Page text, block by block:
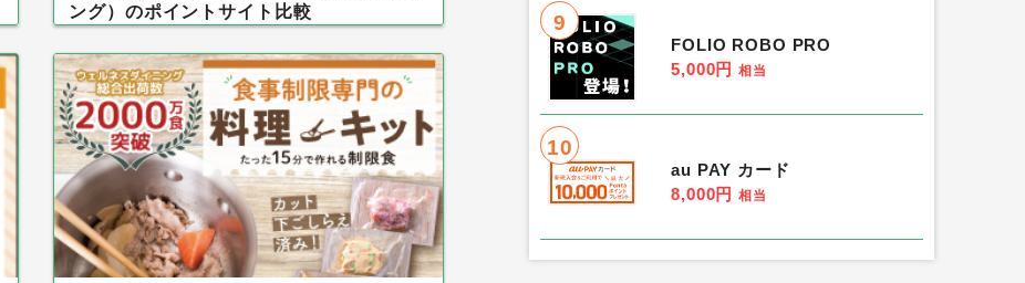
ング）のポイントサイト比較
9
FOLIO ROBO PRO
5,000円 相当
10
au PAY カード
8,000円 相当